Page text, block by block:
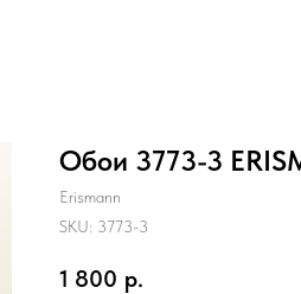
Обои 3773-3
Erismann
SKU: 3773-3
1 800 р.